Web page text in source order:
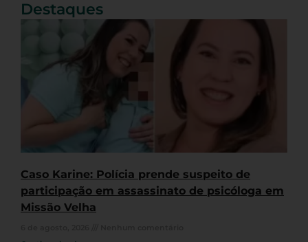
Destaques
Caso Karine: Polícia prende suspeito de
participação em assassinato de psicóloga em
Missão Velha